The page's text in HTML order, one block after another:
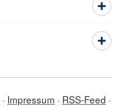
Impressum
RSS-Feed